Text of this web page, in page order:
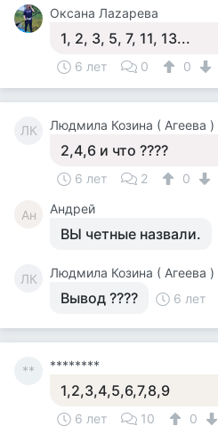
Оксана Лаzaрева
1, 2, 3, 5, 7, 11, 13...
6 лет 0 0
ЛК Людмила Козина ( Агеева )
2,4,6 и что ????
6 лет 2 0
Ан Андрей
ВЫ четные назвали.
ЛК Людмила Козина ( Агеева )
Вывод ???? 6 лет
** ********
1,2,3,4,5,6,7,8,9
6 лет 10
0